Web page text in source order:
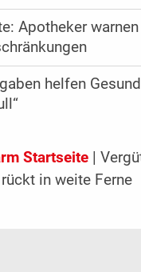
Apotheker
helfen
Startseite|
in weite Ferne